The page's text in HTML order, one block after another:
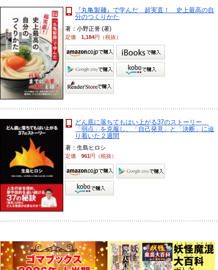
『丸亀製麺』で学んだ 超実直！ 史上最高の自
分のつくりかた
著：小野正誉 (著)
定価1,184円（税抜）
どん底に落ちてもはい上がる37のストーリー
「弱点」を克服し、「自己発見」と「決断」に辿
り着いた２週間
著：生島ヒロシ
定価961円（税抜）